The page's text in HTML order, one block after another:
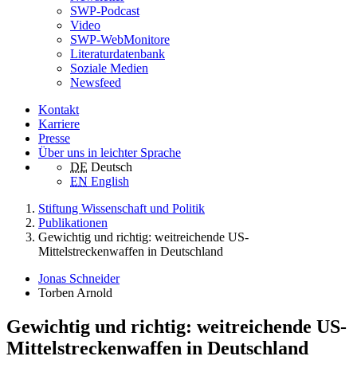
SWP-Podcast
Video
SWP-WebMonitore
Literaturdatenbank
Soziale Medien
Newsfeed
Kontakt
Karriere
Presse
Über uns in leichter Sprache
DE Deutsch
EN English
Stiftung Wissenschaft und Politik
Publikationen
Gewichtig und richtig: weitreichende US-
Mittelstreckenwaffen in Deutschland
Jonas Schneider
Torben Arnold
Gewichtig und richtig: weitreichende US-
Mittelstreckenwaffen in Deutschland